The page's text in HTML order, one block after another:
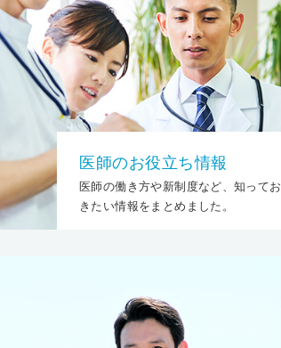
医師のお役立ち情報
医師の働き方や新制度など、知ってお
きたい情報をまとめました。